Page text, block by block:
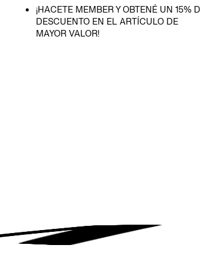
¡HACETE MEMBER Y OBTENÉ UN 15%
DESCUENTO EN EL ARTÍCULO DE
MAYOR VALOR!